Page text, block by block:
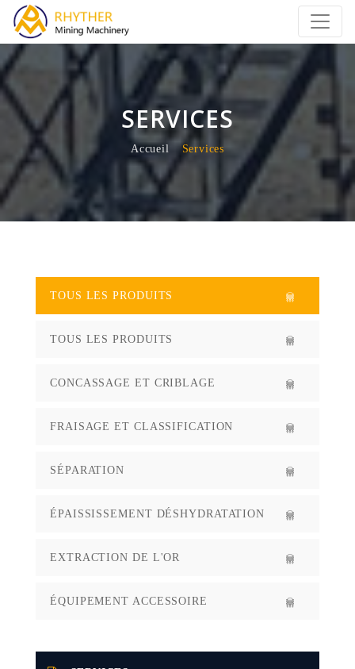
SERVICES
Accueil Services
TOUS LES PRODUITS
TOUS LES PRODUITS
CONCASSAGE ET CRIBLAGE
FRAISAGE ET CLASSIFICATION
SÉPARATION
ÉPAISSISSEMENT DÉSHYDRATATION
EXTRACTION DE L'OR
ÉQUIPEMENT ACCESSOIRE